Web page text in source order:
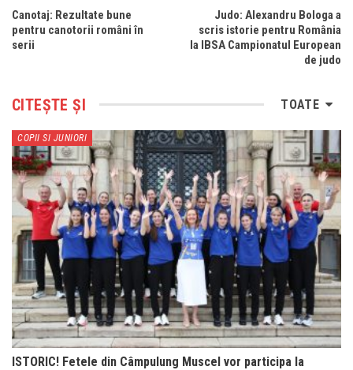
Canotaj: Rezultate bune
pentru canotorii români în
serii
Judo: Alexandru Bologa a
scris istorie pentru România
la IBSA Campionatul European
de judo
TOATE
CITEȘTE ȘI
COPII SI JUNIORI
ISTORIC! Fetele din Câmpulung Muscel vor participa la